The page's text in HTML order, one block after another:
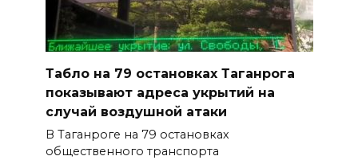
Табло на 79 остановках Таганрога
показывают адреса укрытий на
случай воздушной атаки
В Таганроге на 79 остановках
общественного транспорта